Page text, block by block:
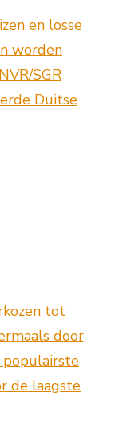
en losse
worden
SGR
Duitse
tot
door
de laagste